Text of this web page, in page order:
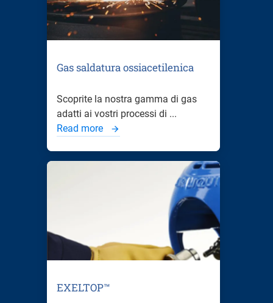
Gas saldatura ossiacetilenica
Scoprite la nostra gamma di gas
adatti ai vostri processi di ...
Read more
EXELTOP™